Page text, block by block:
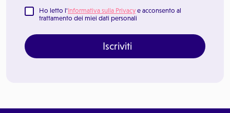
Ho letto l'Informativa sulla Privacy e acconsento al
trattamento dei miei dati personali
Iscriviti